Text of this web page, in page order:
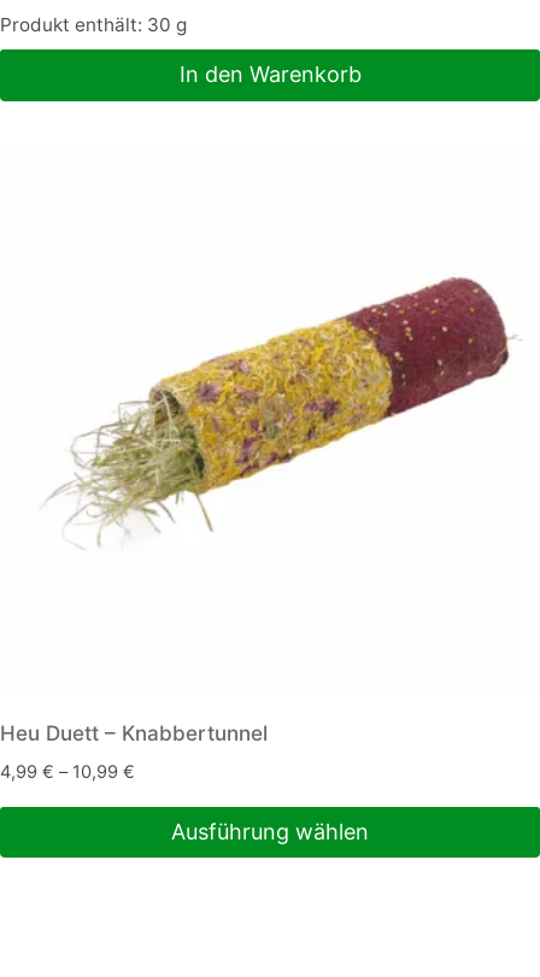
Produkt enthält: 30 g
In den Warenkorb
Heu Duett – Knabbertunnel
4,99 € – 10,99 €
Ausführung wählen